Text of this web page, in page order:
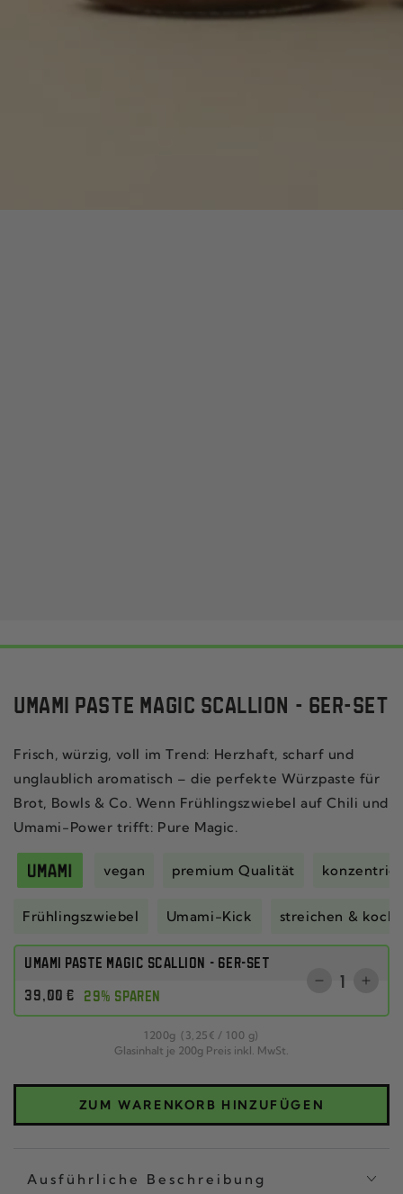
UMAMI PASTE MAGIC SCALLION - 6ER-SET
Frisch, würzig, voll im Trend: Herzhaft, scharf und
unglaublich aromatisch – die perfekte Würzpaste für
Brot, Bowls & Co. Wenn Frühlingszwiebel auf Chili und
Umami-Power trifft: Pure Magic.
vegan premium Qualität
Frühlingszwiebel Umami-Kick streichen &
UMAMI PASTE MAGIC SCALLION - 6ER-SET
Regulärer
Preis
39,00 € 29% SPAREN
Anzahl
Verringere
SET
CHILI
CRISP
SET
1200g (3,25 € / pro
100 g)
Glasinhalt je 200g Preis inkl. MwSt.
ZUM WARENKORB HINZUFÜGEN
Ausführliche Beschreibung